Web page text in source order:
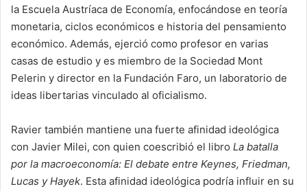
la Escuela Austríaca de Economía, enfocándose en teoría
monetaria, ciclos económicos e historia del pensamiento
económico. Además, ejerció como profesor en varias
casas de estudio y es miembro de la Sociedad Mont
Pelerin y director en la Fundación Faro, un laboratorio de
ideas libertarias vinculado al oficialismo.
Ravier también mantiene una fuerte afinidad ideológica
con Javier Milei, con quien coescribió el libro La batalla
por la macroeconomía: El debate entre Keynes, Friedman,
Lucas y Hayek. Esta afinidad ideológica podría influir en su